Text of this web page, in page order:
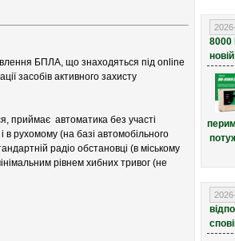
БПЛА, що знаходяться під online
засобів активного захисту
приймає автоматика без участі
рухомому (на базі автомобільного
радіо обстановці (в міському
рівнем хибних тривог (не
8000